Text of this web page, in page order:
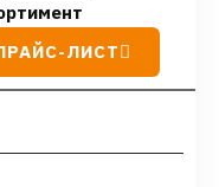
ЛИСТ